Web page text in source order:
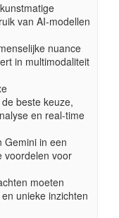
van AI-modellen
nuance
in multimodaliteit
beste keuze,
en real-time
Gemini in een
voordelen voor
moeten
unieke inzichten